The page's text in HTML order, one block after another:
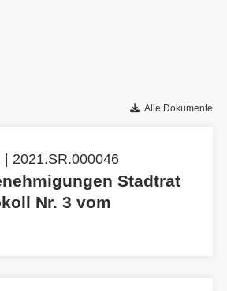
Alle Dokumente
| 2021.SR.000046
Stadtrat
Nr. 3 vom